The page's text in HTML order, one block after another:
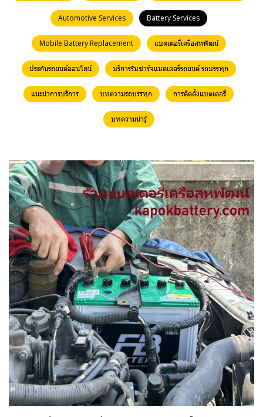
Automotive Services Battery Services
Mobile Battery Replacement แบตเตอรี่เครือสหพัฒน์
ประกันรถยนต์ออนไลน์ บริการรับชาร์จแบตเตอรี่รถยนต์ รถบรรทุก
แนะนำการบริการ บทความรถบรรทุก การติดตั้งแบตเตอรี่
บทความน่ารู้